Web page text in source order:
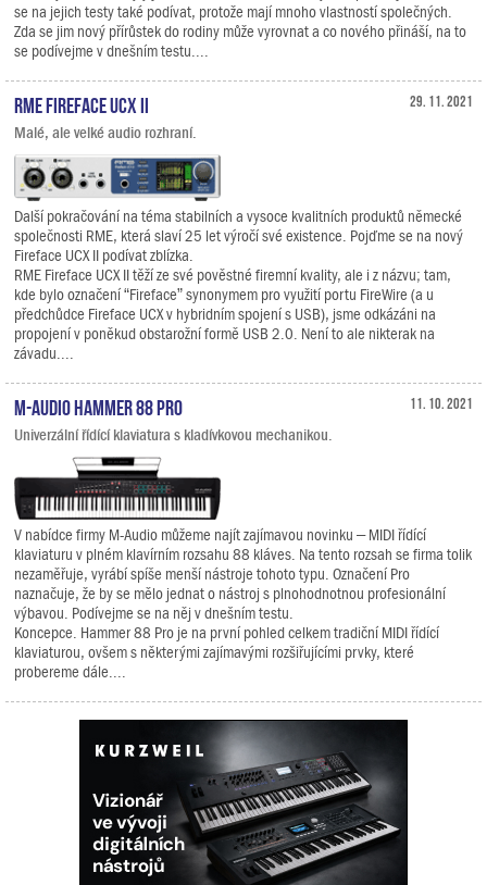
se na jejich testy také podívat, protože mají mnoho vlastností společných.
Zda se jim nový přírůstek do rodiny může vyrovnat a co nového přináší, na to
se podívejme v dnešním testu....
29. 11. 2021
RME Fireface UCX II
Malé, ale velké audio rozhraní.
Další pokračování na téma stabilních a vysoce kvalitních produktů německé
společnosti RME, která slaví 25 let výročí své existence. Pojďme se na nový
Fireface UCX II podívat zblízka.
RME Fireface UCX II těží ze své pověstné firemní kvality, ale i z názvu; tam,
kde bylo označení “Fireface” synonymem pro využití portu FireWire (a u
předchůdce Fireface UCX v hybridním spojení s USB), jsme odkázáni na
propojení v poněkud obstarožní formě USB 2.0. Není to ale nikterak na
závadu....
11. 10. 2021
M-Audio Hammer 88 Pro
Univerzální řídící klaviatura s kladívkovou mechanikou.
V nabídce firmy M-Audio můžeme najít zajímavou novinku – MIDI řídící
klaviaturu v plném klavírním rozsahu 88 kláves. Na tento rozsah se firma tolik
nezaměřuje, vyrábí spíše menší nástroje tohoto typu. Označení Pro
naznačuje, že by se mělo jednat o nástroj s plnohodnotnou profesionální
výbavou. Podívejme se na něj v dnešním testu.
Koncepce. Hammer 88 Pro je na první pohled celkem tradiční MIDI řídící
klaviaturou, ovšem s některými zajímavými rozšiřujícími prvky, které
probereme dále....